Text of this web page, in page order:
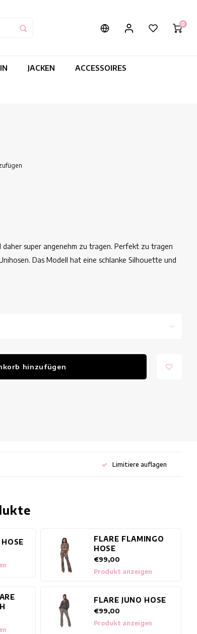
0
JACKEN ACCESSOIRES
daher super angenehm zu tragen. Perfekt zu tragen
Das Modell hat eine schlanke Silhouette und
hinzufügen
Limitiere auflagen
FLARE FLAMINGO
HOSE
€99,00
Produkt anzeigen
FLARE JUNO HOSE
€99,00
Produkt anzeigen